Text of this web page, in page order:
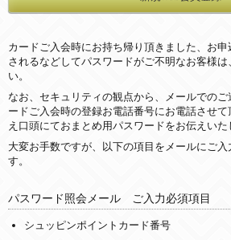
カードご入会時にお持ち帰り頂きました、お
されるなどしてパスワードがご不明なお客様
い。
なお、セキュリティの観点から、メールでの
ードご入会時の登録お電話番号にお電話させ
え口頭にておまとめ用パスワードをお伝えいた
大変お手数ですが、以下の項目をメールにご入
す。
パスワード照会メール ご入力必須項目
シュッピンポイントカード番号